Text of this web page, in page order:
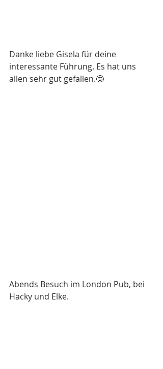
Danke liebe Gisela für deine
interessante Führung. Es hat uns
allen sehr gut gefallen.🤩
Abends Besuch im London Pub, bei
Hacky und Elke.